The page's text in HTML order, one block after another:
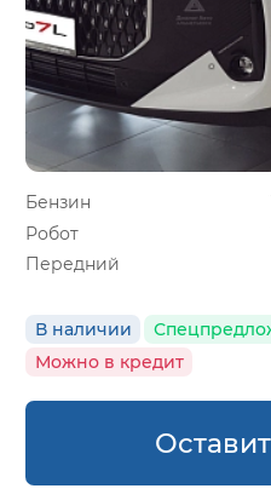
Бензин
Робот
Передний
В наличии
Можно в кредит